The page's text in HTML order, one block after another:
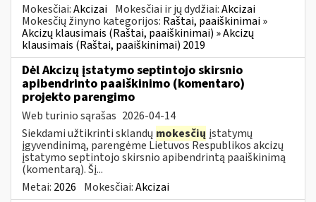
Mokesčiai:Akcizai Mokesčiai ir jų dydžiai:Akcizai
Mokesčių žinyno kategorijos: Raštai, paaiškinimai »
Akcizų klausimais (Raštai, paaiškinimai) » Akcizų
klausimais (Raštai, paaiškinimai) 2019
Dėl Akcizų įstatymo septintojo skirsnio
apibendrinto paaiškinimo (komentaro)
projekto parengimo
Web turinio sąrašas 2026-04-14
Siekdami užtikrinti sklandų mokesčių įstatymų
įgyvendinimą, parengėme Lietuvos Respublikos akcizų
įstatymo septintojo skirsnio apibendrintą paaiškinimą
(komentarą). Šį...
Metai: 2026 Mokesčiai:Akcizai